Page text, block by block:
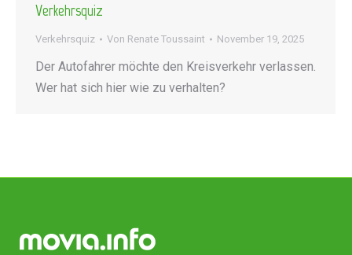
Verkehrsquiz
Verkehrsquiz Von Renate Toussaint November 19, 2025
Der Autofahrer möchte den Kreisverkehr verlassen.
Wer hat sich hier wie zu verhalten?